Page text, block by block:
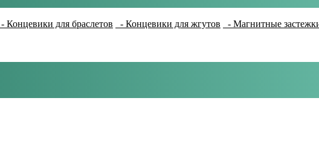
- Концевики для браслетов - Концевики для жгутов - Магнитные